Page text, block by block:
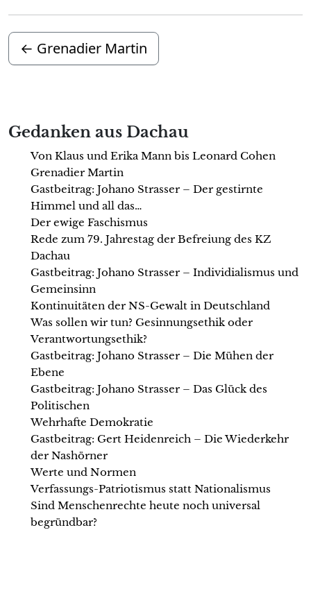
← Grenadier Martin
Gedanken aus Dachau
Von Klaus und Erika Mann bis Leonard Cohen
Grenadier Martin
Gastbeitrag: Johano Strasser – Der gestirnte
Himmel und all das…
Der ewige Faschismus
Rede zum 79. Jahrestag der Befreiung des KZ
Dachau
Gastbeitrag: Johano Strasser – Individialismus und
Gemeinsinn
Kontinuitäten der NS-Gewalt in Deutschland
Was sollen wir tun? Gesinnungsethik oder
Verantwortungsethik?
Gastbeitrag: Johano Strasser – Die Mühen der
Ebene
Gastbeitrag: Johano Strasser – Das Glück des
Politischen
Wehrhafte Demokratie
Gastbeitrag: Gert Heidenreich – Die Wiederkehr
der Nashörner
Werte und Normen
Verfassungs-Patriotismus statt Nationalismus
Sind Menschenrechte heute noch universal
begründbar?